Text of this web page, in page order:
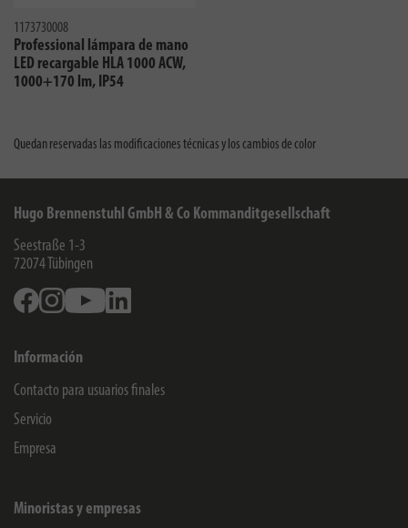
1173730008
Professional lámpara de mano
LED recargable HLA 1000 ACW,
1000+170 lm, IP54
Quedan reservadas las modificaciones técnicas y los cambios de color
Hugo Brennenstuhl GmbH & Co Kommanditgesellschaft
Seestraße 1-3
72074 Tübingen
FacebookInstagramYoutube
Información
Contacto para usuarios finales
Servicio
Empresa
Minoristas y empresas